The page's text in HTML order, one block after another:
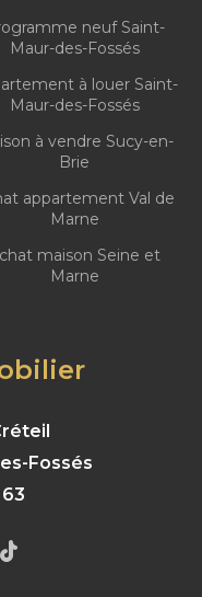
neuf Saint-
Maur-des-Fossés
à louer Saint-
Maur-des-Fossés
à vendre Sucy-en-
Brie
appartement Val de
Marne
maison Seine et
Marne
Fossés